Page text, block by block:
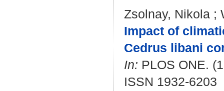
Zsolnay, Nikola ;
Impact of
Cedrus libani
In: PLOS ONE.
ISSN 1932-6203